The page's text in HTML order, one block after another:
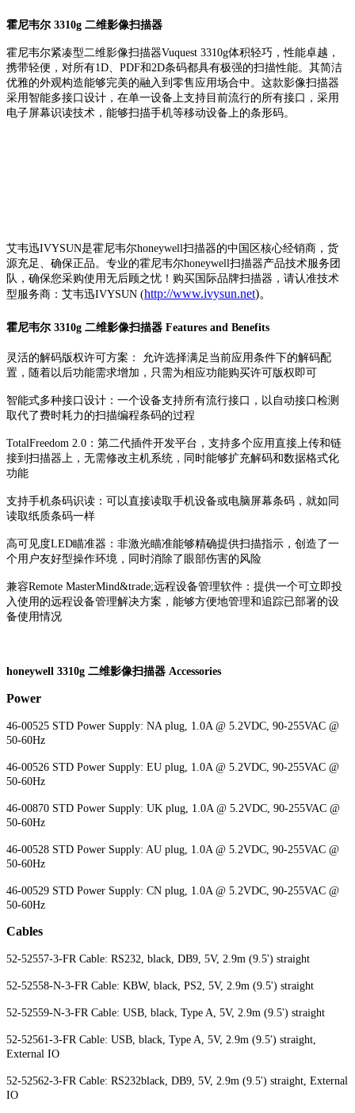
霍尼韦尔 3310g 二维影像扫描器
霍尼韦尔紧凑型二维影像扫描器Vuquest 3310g体积轻巧，性能卓越，
携带轻便，对所有1D、PDF和2D条码都具有极强的扫描性能。其简洁
优雅的外观构造能够完美的融入到零售应用场合中。这款影像扫描器
采用智能多接口设计，在单一设备上支持目前流行的所有接口，采用
电子屏幕识读技术，能够扫描手机等移动设备上的条形码。
艾韦迅IVYSUN是霍尼韦尔honeywell扫描器的中国区核心经销商，货
源充足、确保正品。专业的霍尼韦尔honeywell扫描器产品技术服务团
队，确保您采购使用无后顾之忧！购买国际品牌扫描器，请认准技术
型服务商：艾韦迅IVYSUN (http://www.ivysun.net)。
霍尼韦尔 3310g 二维影像扫描器 Features and Benefits
灵活的解码版权许可方案： 允许选择满足当前应用条件下的解码配
置，随着以后功能需求增加，只需为相应功能购买许可版权即可
智能式多种接口设计：一个设备支持所有流行接口，以自动接口检测
取代了费时耗力的扫描编程条码的过程
TotalFreedom 2.0：第二代插件开发平台，支持多个应用直接上传和链
接到扫描器上，无需修改主机系统，同时能够扩充解码和数据格式化
功能
支持手机条码识读：可以直接读取手机设备或电脑屏幕条码，就如同
读取纸质条码一样
高可见度LED瞄准器：非激光瞄准能够精确提供扫描指示，创造了一
个用户友好型操作环境，同时消除了眼部伤害的风险
兼容Remote MasterMind&trade;远程设备管理软件：提供一个可立即投
入使用的远程设备管理解决方案，能够方便地管理和追踪已部署的设
备使用情况
honeywell 3310g 二维影像扫描器 Accessories
Power
46-00525 STD Power Supply: NA plug, 1.0A @ 5.2VDC, 90-255VAC @
50-60Hz
46-00526 STD Power Supply: EU plug, 1.0A @ 5.2VDC, 90-255VAC @
50-60Hz
46-00870 STD Power Supply: UK plug, 1.0A @ 5.2VDC, 90-255VAC @
50-60Hz
46-00528 STD Power Supply: AU plug, 1.0A @ 5.2VDC, 90-255VAC @
50-60Hz
46-00529 STD Power Supply: CN plug, 1.0A @ 5.2VDC, 90-255VAC @
50-60Hz
Cables
52-52557-3-FR Cable: RS232, black, DB9, 5V, 2.9m (9.5') straight
52-52558-N-3-FR Cable: KBW, black, PS2, 5V, 2.9m (9.5') straight
52-52559-N-3-FR Cable: USB, black, Type A, 5V, 2.9m (9.5') straight
52-52561-3-FR Cable: USB, black, Type A, 5V, 2.9m (9.5') straight,
External IO
52-52562-3-FR Cable: RS232black, DB9, 5V, 2.9m (9.5') straight, External
IO